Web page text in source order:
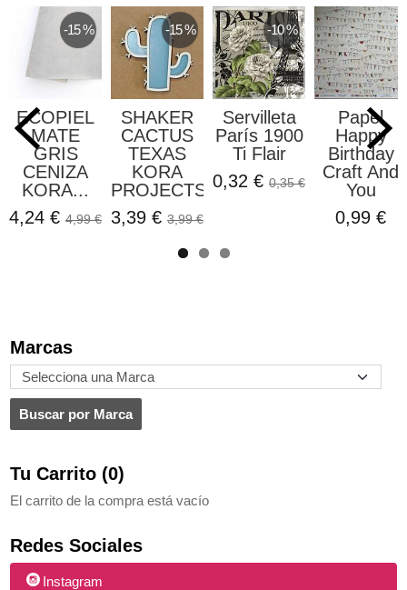
Marcas
Tu Carrito (0)
El carrito de la compra está vacío
Redes Sociales
Instagram
-15 %
ECOPIEL
MATE
GRIS
CENIZA
KORA...
4,24 € 4,99 €
-15 %
SHAKER
CACTUS
TEXAS
KORA
PROJECTS
3,39 € 3,99 €
-10 %
Servilleta
París 1900
Ti Flair
0,32 € 0,35 €
Papel
Happy
Birthday
Craft And
You
0,99 €